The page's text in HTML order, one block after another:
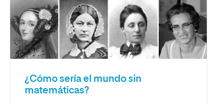
¿Cómo sería el mundo sin
matemáticas?